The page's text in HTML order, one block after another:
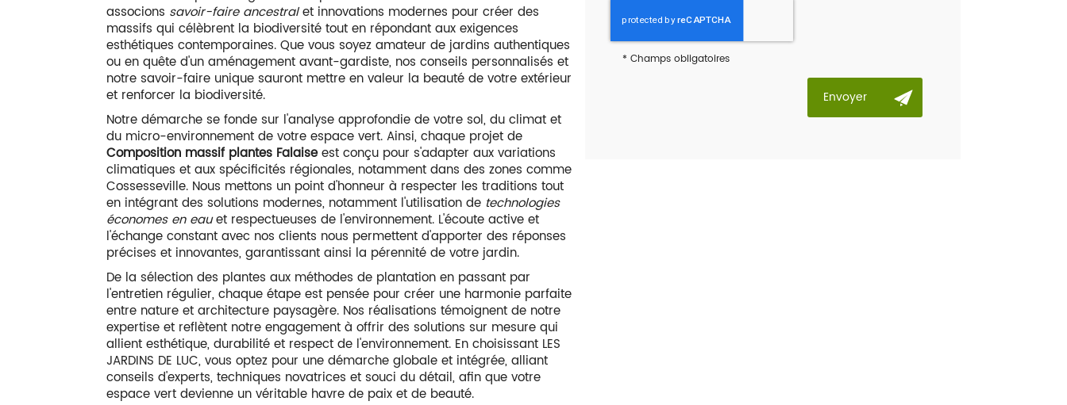
associons savoir-faire ancestralet innovations modernes pour créer des
massifs qui célèbrent la biodiversité tout en répondant aux exigences
esthétiques contemporaines. Que vous soyez amateur de jardins authentiques
ou en quête d'un aménagement avant-gardiste, nos conseils personnalisés et
notre savoir-faire unique sauront mettre en valeur la beauté de votre extérieur
et renforcer la biodiversité.
Notre démarche se fonde sur l'analyse approfondie de votre sol, du climat et
du micro-environnement de votre espace vert. Ainsi, chaque projet de
Composition massif plantes Falaiseest conçu pour s'adapter aux variations
climatiques et aux spécificités régionales, notamment dans des zones comme
Cossesseville. Nous mettons un point d'honneur à respecter les traditions tout
en intégrant des solutions modernes, notamment l'utilisation de technologies
économes en eauet respectueuses de l'environnement. L'écoute active et
l'échange constant avec nos clients nous permettent d'apporter des réponses
précises et innovantes, garantissant ainsi la pérennité de votre jardin.
De la sélection des plantes aux méthodes de plantation en passant par
l'entretien régulier, chaque étape est pensée pour créer une harmonie parfaite
entre nature et architecture paysagère. Nos réalisations témoignent de notre
expertise et reflètent notre engagement à offrir des solutions sur mesure qui
allient esthétique, durabilité et respect de l'environnement. En choisissant LES
JARDINS DE LUC, vous optez pour une démarche globale et intégrée, alliant
conseils d'experts, techniques novatrices et souci du détail, afin que votre
espace vert devienne un véritable havre de paix et de beauté.
* Champs obligatoires